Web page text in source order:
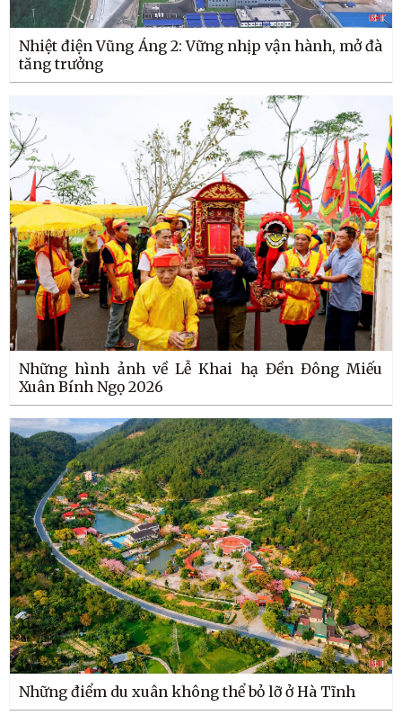
Nhiệt điện Vũng Áng 2: Vững nhịp vận hành, mở đà
tăng trưởng
Những hình ảnh về Lễ Khai hạ Đền Đông Miếu
Xuân Bính Ngọ 2026
Những điểm du xuân không thể bỏ lỡ ở Hà Tĩnh